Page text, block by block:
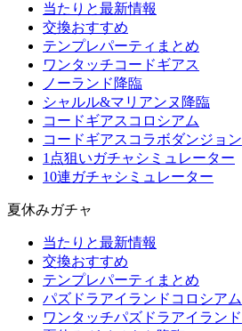
当たりと最新情報
交換おすすめ
テンプレパーティまとめ
ワンタッチコードギアス
ノーランド降臨
シャルル&マリアンヌ降臨
コードギアスコロシアム
コードギアスコラボダンジョン
1点狙いガチャシミュレーター
10連ガチャシミュレーター
夏休みガチャ
当たりと最新情報
交換おすすめ
テンプレパーティまとめ
パズドラアイランドコロシアム
ワンタッチパズドラアイランド